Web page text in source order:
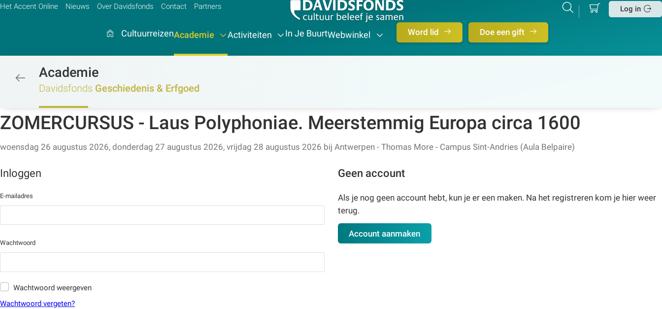
Het Accent Online Nieuws Over Davidsfonds Contact Partners Zoeken
Mijn
winkelmand
BetalenLog in
CultuurreizenAcademie Activiteiten In Je BuurtWebwinkel Word lid Doe een gift
/academie/geschiedenis-erfgoed/geschiedenis-erfgoed
Academie
Davidsfonds Geschiedenis & Erfgoed
ZOMERCURSUS - Laus Polyphoniae. Meerstemmig Europa circa 1600
woensdag 26 augustus 2026, donderdag 27 augustus 2026, vrijdag 28 augustus 2026 bij Antwerpen - Thomas More - Campus Sint-Andries (Aula Belpaire)
Inloggen met je account
Inloggen
E-mailadres
Wachtwoord
Wachtwoord weergeven
Wachtwoord vergeten?
Geen account
Als je nog geen account hebt, kun je er een maken. Na het registreren kom je hier weer
terug.
Account aanmaken
Zoek:
Zoeken